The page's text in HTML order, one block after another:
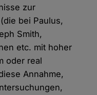
zur
bei Paulus,
Smith,
etc. mit hoher
oder real
Annahme,